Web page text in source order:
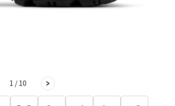
1 / 10